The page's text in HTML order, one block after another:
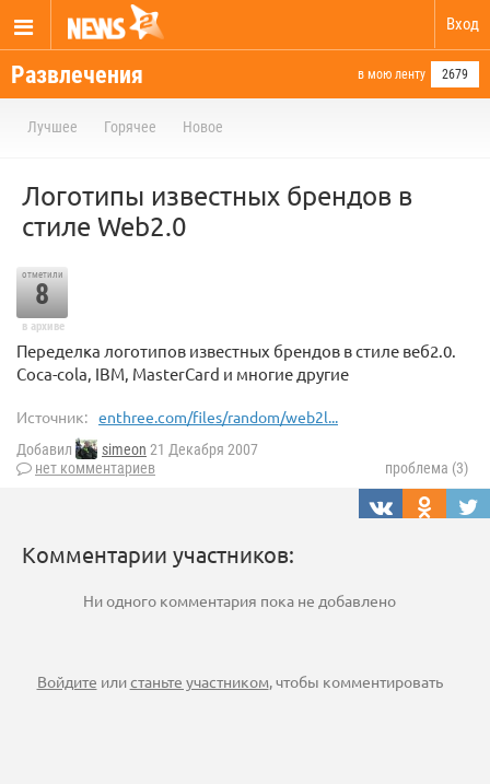
Вход
Развлечения в мою ленту 2679
Лучшее Горячее Новое
Логотипы известных брендов в
стиле Web2.0
отметили
8
в архиве
Переделка логотипов известных брендов в стиле веб2.0.
Coca-cola, IBM, MasterCard и многие другие
Источник: enthree.com/files/random/web2l...
Добавил simeon 21 Декабря 2007
нет комментариев
проблема (3)
Комментарии участников:
Ни одного комментария пока не добавлено
Войдите илистаньте участником, чтобы комментировать